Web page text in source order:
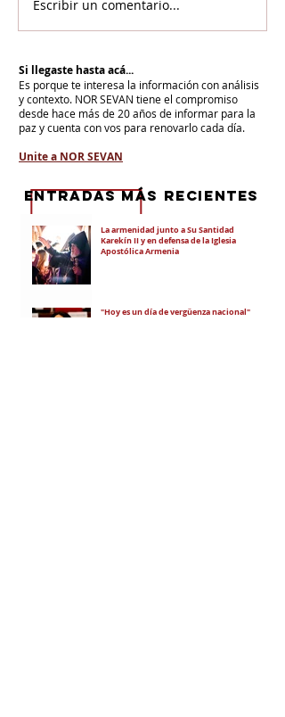
Escribir un comentario...
Si llegaste hasta acá...
Es porque te interesa la información con análisis
y contexto. NOR SEVAN tiene el compromiso
desde hace más de 20 años de informar para la
paz y cuenta con vos para renovarlo cada día.
Unite a NOR SEVAN
La armenidad junto a Su Santidad
Karekín II y en defensa de la Iglesia
Apostólica Armenia
"Hoy es un día de vergüenza nacional"
eNTRADAS MÁS RECIENTES